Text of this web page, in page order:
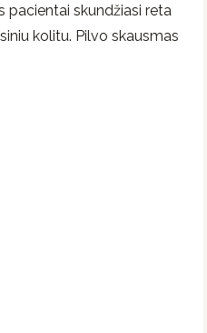
pacientai skundžiasi reta
kolitu. Pilvo skausmas